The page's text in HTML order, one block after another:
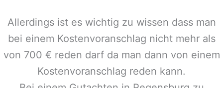
Allerdings ist es wichtig zu wissen dass man
bei einem Kostenvoranschlag nicht mehr als
von 700 € reden darf da man dann von einem
Kostenvoranschlag reden kann.